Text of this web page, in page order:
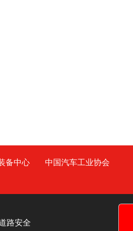
备中心
中国汽车工业协会
路安全